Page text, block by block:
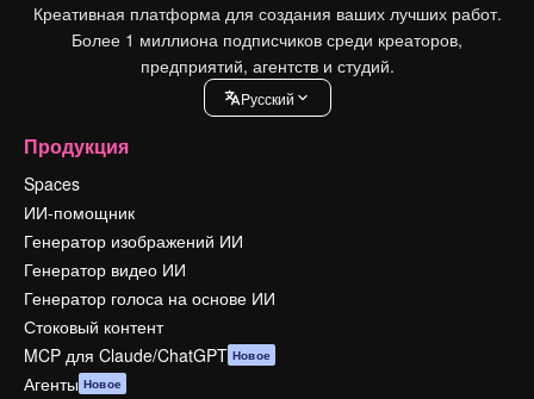
Креативная платформа для создания ваших лучших работ.
Более 1 миллиона подписчиков среди креаторов,
предприятий, агентств и студий.
Pусский
Продукция
Spaces
ИИ-помощник
Генератор изображений ИИ
Генератор видео ИИ
Генератор голоса на основе ИИ
Стоковый контент
MCP для Claude/ChatGPT Новое
Агенты Новое